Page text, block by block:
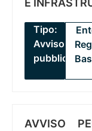
E
Tipo:
Avviso
pubblico
AVVISO